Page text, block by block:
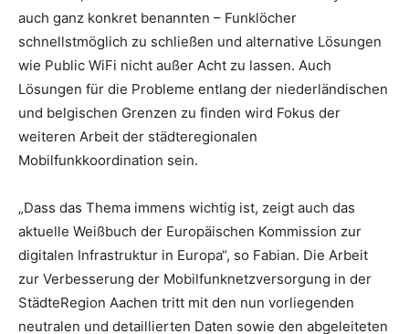
auch ganz konkret benannten – Funklöcher
schnellstmöglich zu schließen und alternative Lösungen
wie Public WiFi nicht außer Acht zu lassen. Auch
Lösungen für die Probleme entlang der niederländischen
und belgischen Grenzen zu finden wird Fokus der
weiteren Arbeit der städteregionalen
Mobilfunkkoordination sein.
„Dass das Thema immens wichtig ist, zeigt auch das
aktuelle Weißbuch der Europäischen Kommission zur
digitalen Infrastruktur in Europa“, so Fabian. Die Arbeit
zur Verbesserung der Mobilfunknetzversorgung in der
StädteRegion Aachen tritt mit den nun vorliegenden
neutralen und detaillierten Daten sowie den abgeleiteten